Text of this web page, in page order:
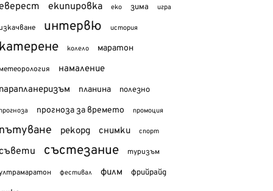
екипировка еко зима игра
интервю история
колело маратон
намаление
планина полезно
прогноза за времето промоция
рекорд снимки спорт
състезание туризъм
фестивал филм фрийрайд